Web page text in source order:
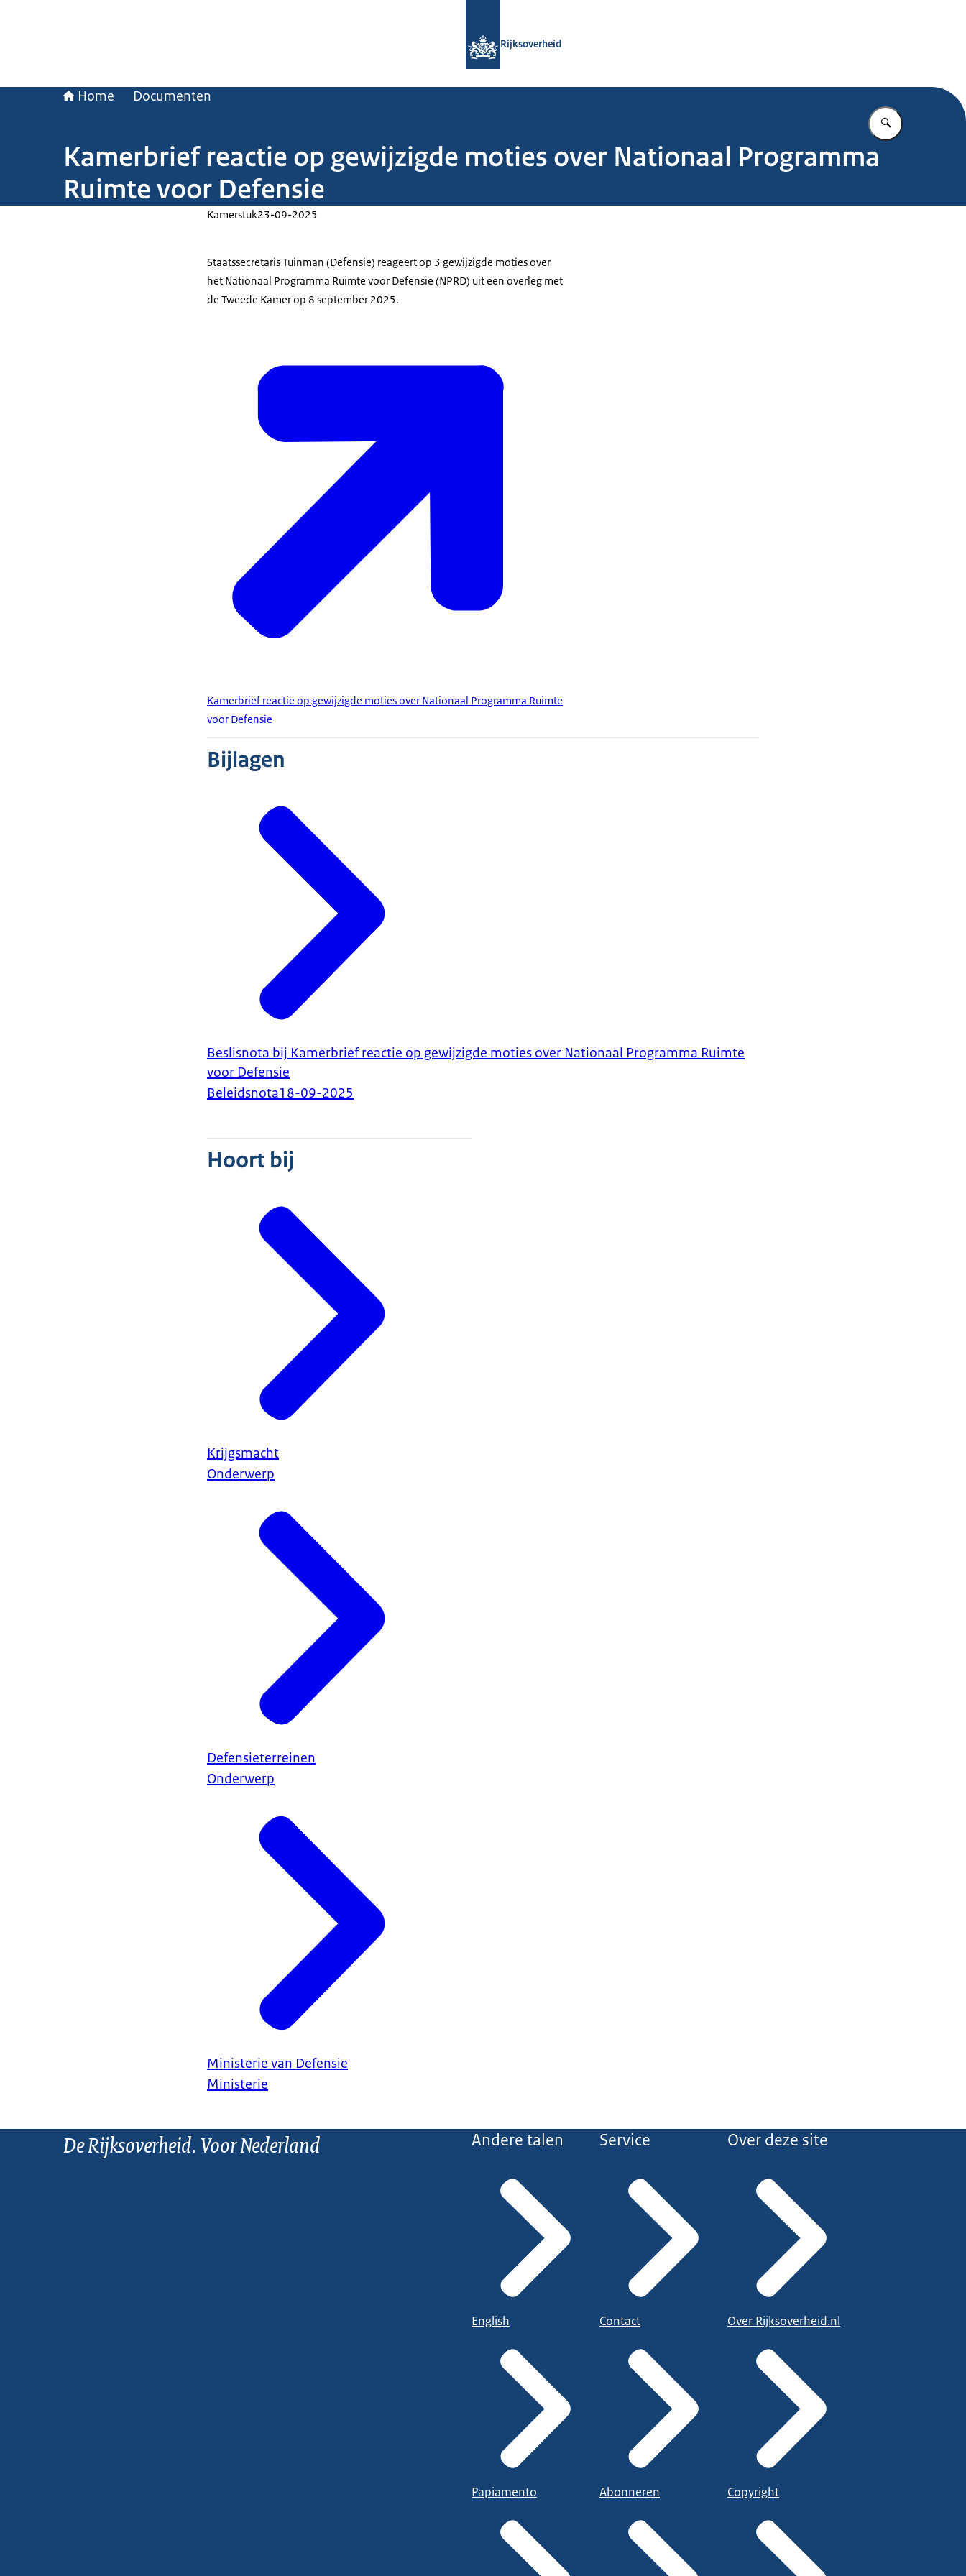
Rijksoverheid
Home Documenten
Vul in wat u
Kamerbrief reactie op gewijzigde moties over Nationaal Programma
Ruimte voor Defensie
Kamerstuk23-09-2025
Staatssecretaris Tuinman (Defensie) reageert op 3 gewijzigde moties over
het Nationaal Programma Ruimte voor Defensie (NPRD) uit een overleg met
de Tweede Kamer op 8 september 2025.
Kamerbrief reactie op gewijzigde moties over Nationaal Programma Ruimte
voor Defensie
Bijlagen
Beslisnota bij Kamerbrief reactie op gewijzigde moties over Nationaal Programma Ruimte
voor Defensie
Beleidsnota18-09-2025
Hoort bij
Krijgsmacht
Onderwerp
Defensieterreinen
Onderwerp
Ministerie van Defensie
Ministerie
De Rijksoverheid. Voor Nederland Andere talen
English
Papiamento
Service
Contact
Abonneren
Over deze site
Over Rijksoverheid.nl
Copyright